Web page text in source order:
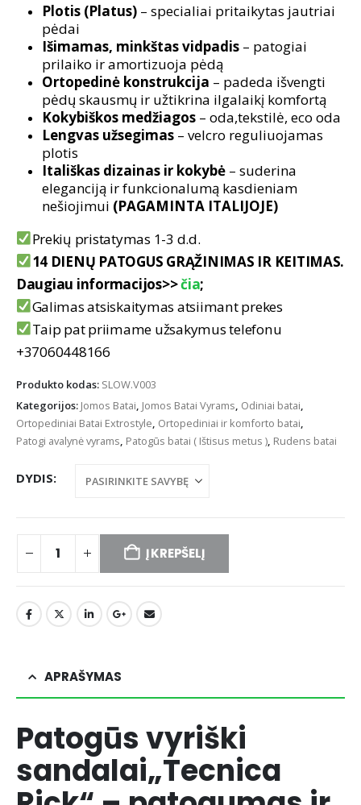
Plotis (Platus) – specialiai pritaikytas jautriai
pėdai
Išimamas, minkštas vidpadis – patogiai
prilaiko ir amortizuoja pėdą
Ortopedinė konstrukcija – padeda išvengti
pėdų skausmų ir užtikrina ilgalaikį komfortą
Kokybiškos medžiagos – oda,tekstilė, eco oda
Lengvas užsegimas – velcro reguliuojamas
plotis
Itališkas dizainas ir kokybė – suderina
eleganciją ir funkcionalumą kasdieniam
nešiojimui (PAGAMINTA ITALIJOJE)
Prekių pristatymas 1-3 d.d.
14 DIENŲ PATOGUS GRĄŽINIMAS IR KEITIMAS.
Daugiau informacijos>>čia;
Galimas atsiskaitymas atsiimant prekes
Taip pat priimame užsakymus telefonu
+37060448166
Produkto kodas: SLOW.V003
Kategorijos: Jomos Batai, Jomos Batai Vyrams, Odiniai batai,
Ortopediniai Batai Extrostyle, Ortopediniai ir komforto batai,
Patogi avalynė vyrams, Patogūs batai ( Ištisus metus ), Rudens batai
DYDIS
Į KREPŠELĮ
APRAŠYMAS
Patogūs vyriški
sandalai„Tecnica